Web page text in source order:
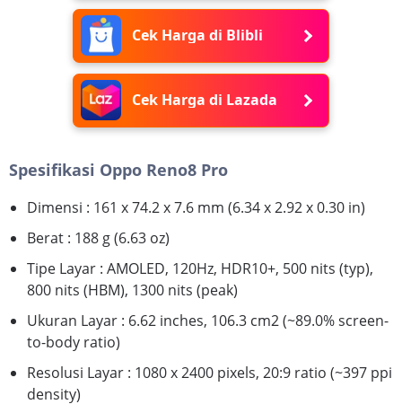
Cek Harga di Blibli
Cek Harga di Lazada
Spesifikasi Oppo Reno8 Pro
Dimensi : 161 x 74.2 x 7.6 mm (6.34 x 2.92 x 0.30 in)
Berat : 188 g (6.63 oz)
Tipe Layar : AMOLED, 120Hz, HDR10+, 500 nits (typ),
800 nits (HBM), 1300 nits (peak)
Ukuran Layar : 6.62 inches, 106.3 cm2 (~89.0% screen-
to-body ratio)
Resolusi Layar : 1080 x 2400 pixels, 20:9 ratio (~397 ppi
density)